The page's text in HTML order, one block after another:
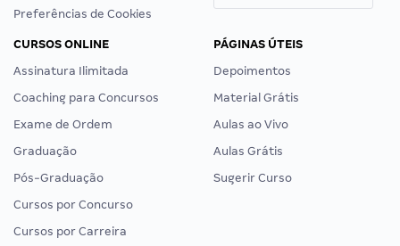
Preferências de Cookies
CURSOS ONLINE
Assinatura Ilimitada
Coaching para Concursos
Exame de Ordem
Graduação
Pós-Graduação
Cursos por Concurso
Cursos por Carreira
PÁGINAS ÚTEIS
Depoimentos
Material Grátis
Aulas ao Vivo
Aulas Grátis
Sugerir Curso